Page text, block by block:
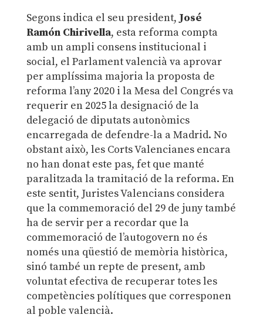
Segons indica el seu president, José
Ramón Chirivella, esta reforma compta
amb un ampli consens institucional i
social, el Parlament valencià va aprovar
per amplíssima majoria la proposta de
reforma l’any 2020 i la Mesa del Congrés va
requerir en 2025 la designació de la
delegació de diputats autonòmics
encarregada de defendre-la a Madrid. No
obstant això, les Corts Valencianes encara
no han donat este pas, fet que manté
paralitzada la tramitació de la reforma. En
este sentit, Juristes Valencians considera
que la commemoració del 29 de juny també
ha de servir per a recordar que la
commemoració de l’autogovern no és
només una qüestió de memòria històrica,
sinó també un repte de present, amb
voluntat efectiva de recuperar totes les
competències polítiques que corresponen
al poble valencià.